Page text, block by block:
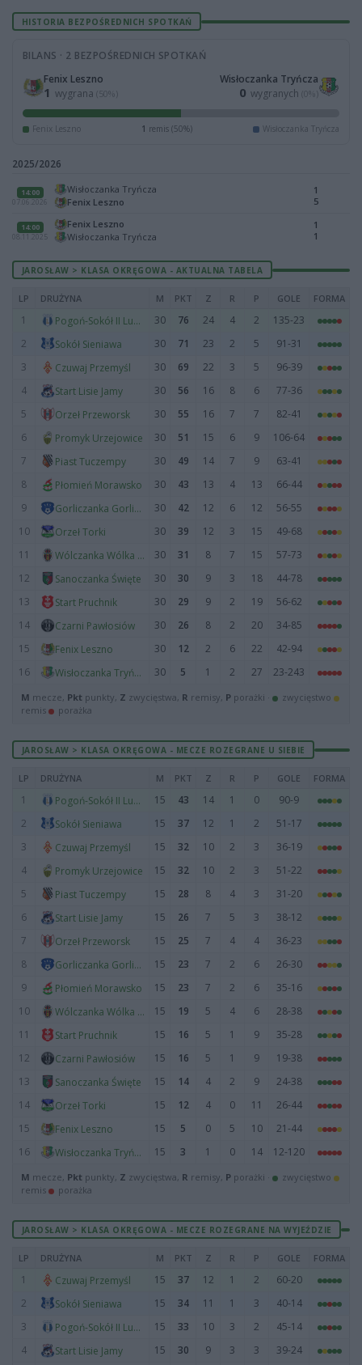
HISTORIA BEZPOŚREDNICH SPOTKAŃ
BILANS · 2 BEZPOŚREDNICH SPOTKAŃ
Fenix Leszno
1 wygrana (50%)
Wisłoczanka Tryńcza
0 wygranych (0%)
Fenix Leszno 1 remis (50%) Wisłoczanka Tryńcza
2025/2026
14:00
07.06.2026
Wisłoczanka Tryńcza
Fenix Leszno
1
5
14:00
08.11.2025
Fenix Leszno
Wisłoczanka Tryńcza
1
1
JAROSŁAW > KLASA OKRĘGOWA - AKTUALNA TABELA
LP DRUŻYNA M PKT Z R P GOLE FORMA
1 Pogoń-Sokół II Lubaczów 30 76 24 4 2
135-23
2
Sokół Sieniawa 30 71 23 2 5
91-31
3
Czuwaj Przemyśl 30 69 22 3 5
96-39
4
Start Lisie Jamy 30 56 16 8 6
77-36
5
Orzeł Przeworsk 30 55 16 7 7
82-41
6
Promyk Urzejowice 30 51 15 6 9
106-64
7
Piast Tuczempy 30 49 14 7 9
63-41
8
Płomień Morawsko 30 43 13 4 13
66-44
9
Gorliczanka Gorliczyna 30 42 12 6 12
56-55
10
Orzeł Torki 30 39 12 3 15
49-68
11
Wólczanka Wólka Pełkińska 30 31 8 7 15
57-73
12
Sanoczanka Święte 30 30 9 3 18
44-78
13
Start Pruchnik 30 29 9 2 19
56-62
14
Czarni Pawłosiów 30 26 8 2 20
34-85
15
Fenix Leszno 30 12 2 6 22
42-94
16
Wisłoczanka Tryńcza 30 5 1 2 27 23-243
M mecze, Pkt punkty, Z zwycięstwa, R remisy, P porażki ·
zwycięstwo
remis
porażka
JAROSŁAW > KLASA OKRĘGOWA - MECZE ROZEGRANE U SIEBIE
LP DRUŻYNA M PKT Z R P GOLE FORMA
1 Pogoń-Sokół II Lubaczów 15 43 14 1 0
90-9
2
Sokół Sieniawa 15 37 12 1 2
51-17
3
Czuwaj Przemyśl 15 32 10 2 3
36-19
4
Promyk Urzejowice 15 32 10 2 3
51-22
5
Piast Tuczempy 15 28 8 4 3
31-20
6
Start Lisie Jamy 15 26 7 5 3
38-12
7
Orzeł Przeworsk 15 25 7 4 4
36-23
8
Gorliczanka Gorliczyna 15 23 7 2 6
26-30
9
Płomień Morawsko 15 23 7 2 6
35-16
10
Wólczanka Wólka Pełkińska 15 19 5 4 6
28-38
11
Start Pruchnik 15 16 5 1 9
35-28
12
Czarni Pawłosiów 15 16 5 1 9
19-38
13
Sanoczanka Święte 15 14 4 2 9
24-38
14
Orzeł Torki 15 12 4 0 11
26-44
15
Fenix Leszno 15 5 0 5 10
21-44
16
Wisłoczanka Tryńcza 15 3 1 0 14 12-120
M mecze, Pkt punkty, Z zwycięstwa, R remisy, P porażki ·
zwycięstwo
remis
porażka
JAROSŁAW > KLASA OKRĘGOWA - MECZE ROZEGRANE NA WYJEŹDZIE
LP DRUŻYNA M PKT Z R P GOLE FORMA
1 Czuwaj Przemyśl 15 37 12 1 2
60-20
2
Sokół Sieniawa 15 34 11 1 3
40-14
3
Pogoń-Sokół II Lubaczów 15 33 10 3 2
45-14
4
Start Lisie Jamy 15 30 9 3 3 39-24